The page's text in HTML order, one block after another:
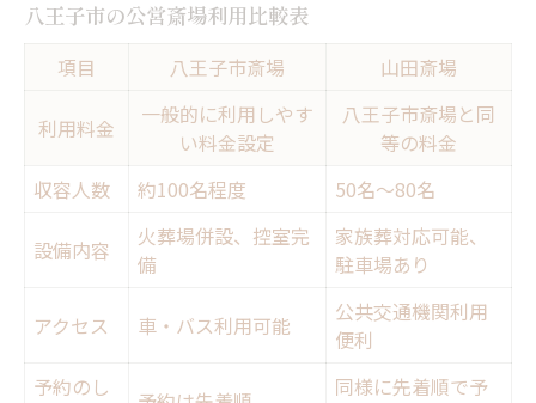
八王子市の公営斎場利用比較表
項目 八王子市斎場 山田斎場
利用料金
一般的に利用しやす
い料金設定
八王子市斎場と同
等の料金
収容人数
約100名程度 50名～80名
設備内容
火葬場併設、控室完
備
家族葬対応可能、
駐車場あり
アクセス 車・バス利用可能
公共交通機関利用
便利
予約のし
同様に先着順で予